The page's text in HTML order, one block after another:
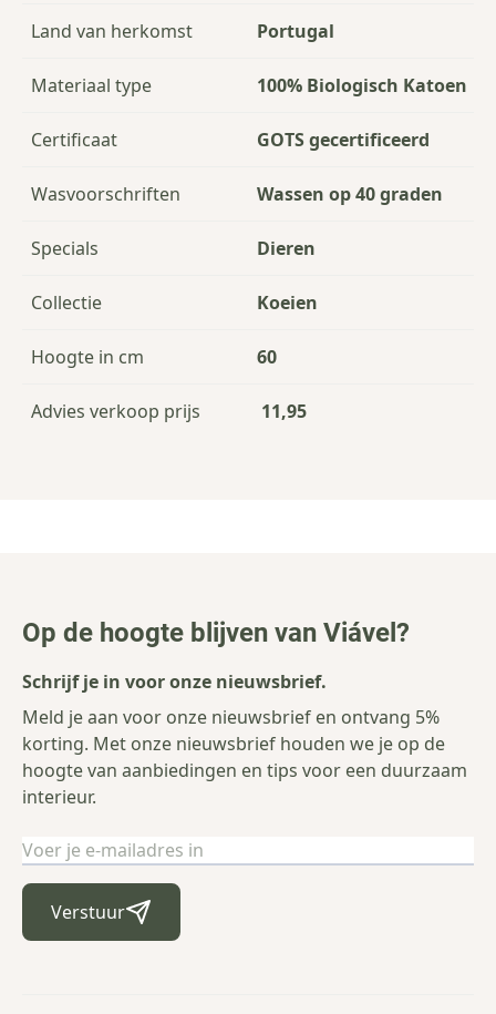
Land van herkomst Portugal
Materiaal type 100% Biologisch Katoen
Certificaat GOTS gecertificeerd
Wasvoorschriften Wassen op 40 graden
Specials Dieren
Collectie Koeien
Hoogte in cm 60
Advies verkoop prijs 11,95
Op de hoogte blijven van Viável?
Schrijf je in voor onze nieuwsbrief.
Meld je aan voor onze nieuwsbrief en ontvang 5%
korting. Met onze nieuwsbrief houden we je op de
hoogte van aanbiedingen en tips voor een duurzaam
interieur.
E-mailadres
Verstuur